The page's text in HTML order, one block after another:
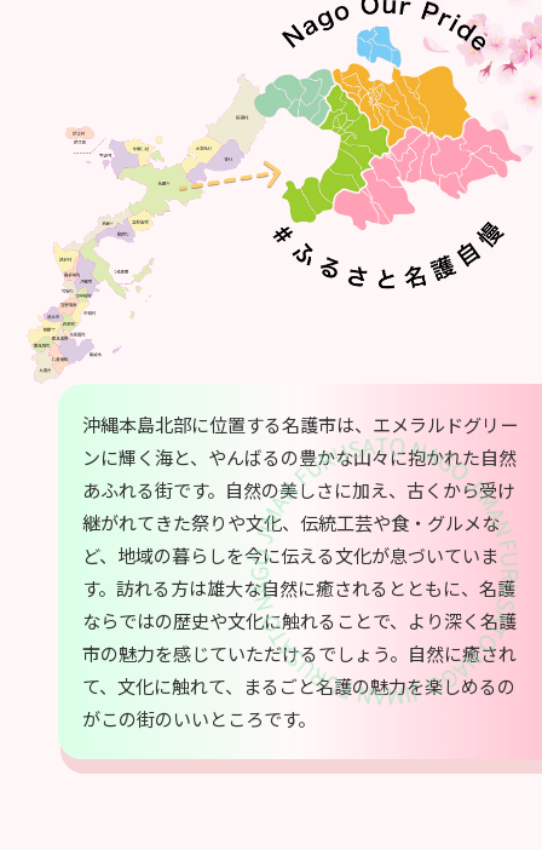
沖縄本島北部に位置する名護市は、エメラルドグリー
ンに輝く海と、やんばるの豊かな山々に抱かれた自然
あふれる街です。自然の美しさに加え、古くから受け
継がれてきた祭りや文化、伝統工芸や食・グルメな
ど、地域の暮らしを今に伝える文化が息づいていま
す。訪れる方は雄大な自然に癒されるとともに、名護
ならではの歴史や文化に触れることで、より深く名護
市の魅力を感じていただけるでしょう。自然に癒され
て、文化に触れて、まるごと名護の魅力を楽しめるの
がこの街のいいところです。